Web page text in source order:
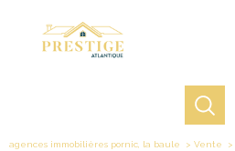
agences immobilières pornic, la baule Vente